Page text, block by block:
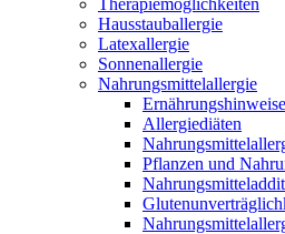
Therapiemöglichkeiten
Hausstauballergie
Latexallergie
Sonnenallergie
Nahrungsmittelallergie
Ernährungshinweise
Allergiediäten
Pflanzen und